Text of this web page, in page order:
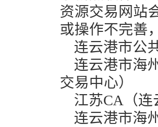
资源交易网站
或操作不完善
连云港市公
连云港市海
交易中心）
江苏CA（连
连云港市海